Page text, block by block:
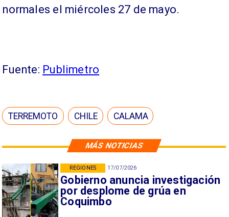
MÁS NOTICIAS
17/07/2026
Gobierno anuncia investigación
por desplome de grúa en
Coquimbo
REGIONES
normales el miércoles 27 de mayo.
Fuente: Publimetro
TERREMOTO CHILE CALAMA